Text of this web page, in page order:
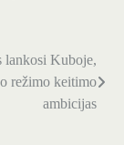
lankosi Kuboje,
režimo keitimo
ambicijas